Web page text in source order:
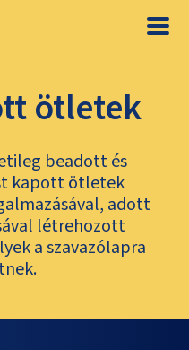
ötletek
beadott és
kapott ötletek
adott
létrehozott
a szavazólapra